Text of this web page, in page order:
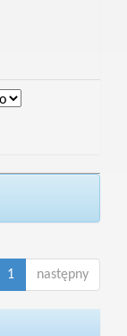
1 następny